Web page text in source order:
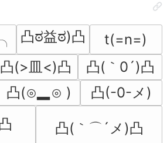
凸ಠ益ಠ)凸
t(=n=)
凸(>皿<)凸
凸(｀0´)凸
凸(⊙▂⊙ )
凸(-0-メ)
凸(｀⌒´メ)凸